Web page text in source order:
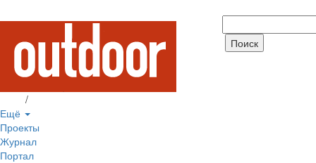
/
Ещё
Проекты
Журнал
Портал